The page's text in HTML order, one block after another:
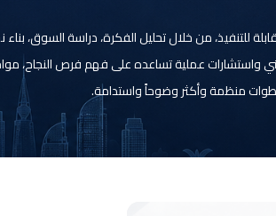
من خلال تحليل الفكرة، دراسة السوق،
عملية تساعده على فهم فرص النجاح،
منظمة وأكثر وضوحاً واستدامة.